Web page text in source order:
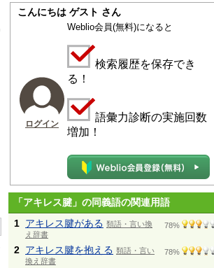
こんにちは ゲスト さん
ログイン
Weblio会員(無料)になると
検索履歴を保存でき
る！
語彙力診断の実施回数
増加！
「アキレス腱」の同義語の関連用語
1 アキレス腱がある 類語・言い換
え辞書
78%
2 アキレス腱を抱える 類語・言い
換え辞書
78%